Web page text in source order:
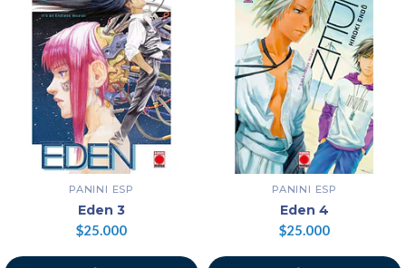
PANINI ESP
Eden 3
$25.000
PANINI ESP
Eden 4
$25.000